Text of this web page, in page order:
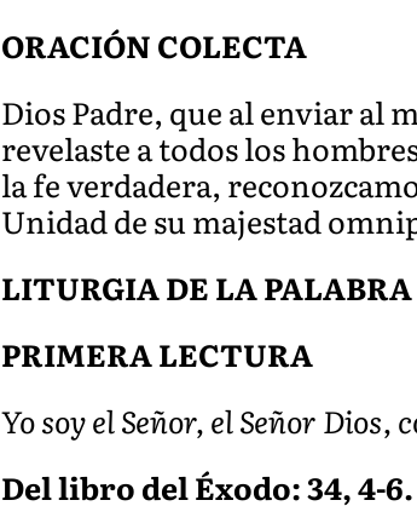
ORACIÓN COLECTA
Dios Padre, que al enviar al
revelaste a todos los
la fe verdadera,
Unidad de su majestad
LITURGIA DE LA PALABRA
PRIMERA LECTURA
Yo soy el Señor, el Señor Dios,
Del libro del Éxodo: 34, 4-6.